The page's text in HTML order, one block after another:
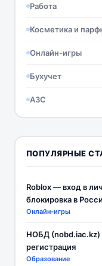
Работа
Косметика и
Онлайн-игры
Бухучет
АЗС
ПОПУЛЯРНЫЕ
Roblox — вход в
блокировка в
Онлайн-игры
НОБД (nobd.iac.kz)
регистрация
Образование